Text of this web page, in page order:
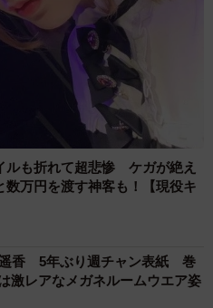
も折れて超悲惨 ケガが絶え
万円を渡す神客も！【現役キ
遥香 5年ぶり週チャン表紙 巻
激レアなメガネルームウエア姿